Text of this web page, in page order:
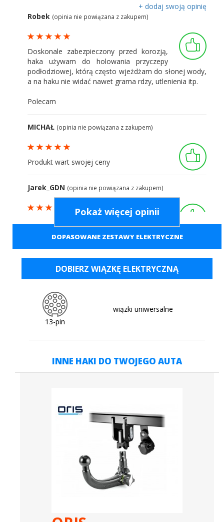
+ dodaj swoją opinię
Robek (opinia nie powiązana z zakupem)
Doskonale zabezpieczony przed korozją,
haka używam do holowania przyczepy
podłodziowej, którą często wjeżdżam do słonej wody,
a na haku nie widać nawet grama rdzy, utlenienia itp.
Polecam
MICHAŁ (opinia nie powiązana z zakupem)
Produkt wart swojej ceny
Jarek_GDN (opinia nie powiązana z zakupem)
Hak bardzo solidny, bez obaw holuje
przyczepę 2.5 tony. Uzywam go od roku i
Pokaż więcej opinii
DOPASOWANE ZESTAWY ELEKTRYCZNE
DOBIERZ WIĄZKĘ ELEKTRYCZNĄ
13-pin
wiązki uniwersalne
INNE HAKI DO TWOJEGO AUTA